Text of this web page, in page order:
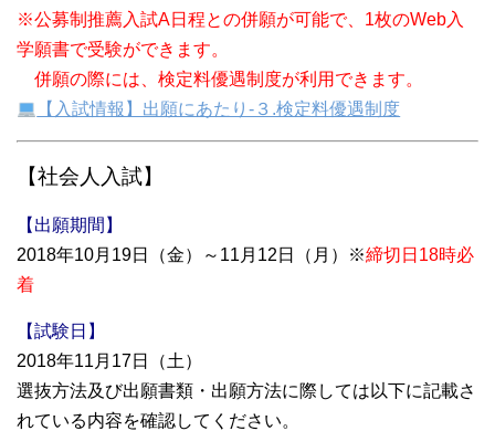
※公募制推薦入試A日程との併願が可能で、1枚のWeb入
学願書で受験ができます。
併願の際には、検定料優遇制度が利用できます。
【入試情報】出願にあたり-３.検定料優遇制度
【社会人入試】
【出願期間】
2018年10月19日（金）～11月12日（月）※締切日18時必
着
【試験日】
2018年11月17日（土）
選抜方法及び出願書類・出願方法に際しては以下に記載さ
れている内容を確認してください。